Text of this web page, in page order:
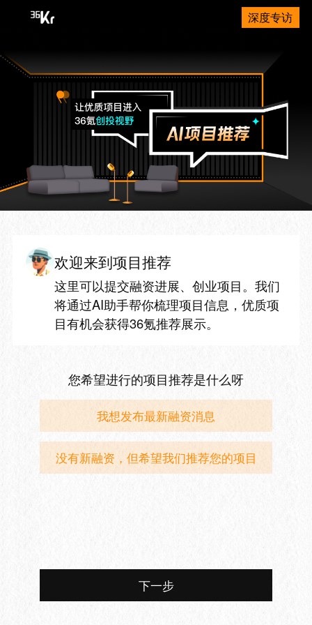
深度专访
欢迎来到项目推荐
这里可以提交融资进展、创业项目。我们
将通过AI助手帮你梳理项目信息，优质项
目有机会获得36氪推荐展示。
您希望进行的项目推荐是什么呀
我想发布最新融资消息
没有新融资，但希望我们推荐您的项目
下一步